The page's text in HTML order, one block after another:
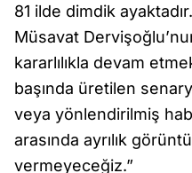
81 ilde dimdik
Müsavat
kararlılıkla devam
başında üretilen
veya yönlendirilmiş
arasında ayrılık
vermeyeceğiz.”